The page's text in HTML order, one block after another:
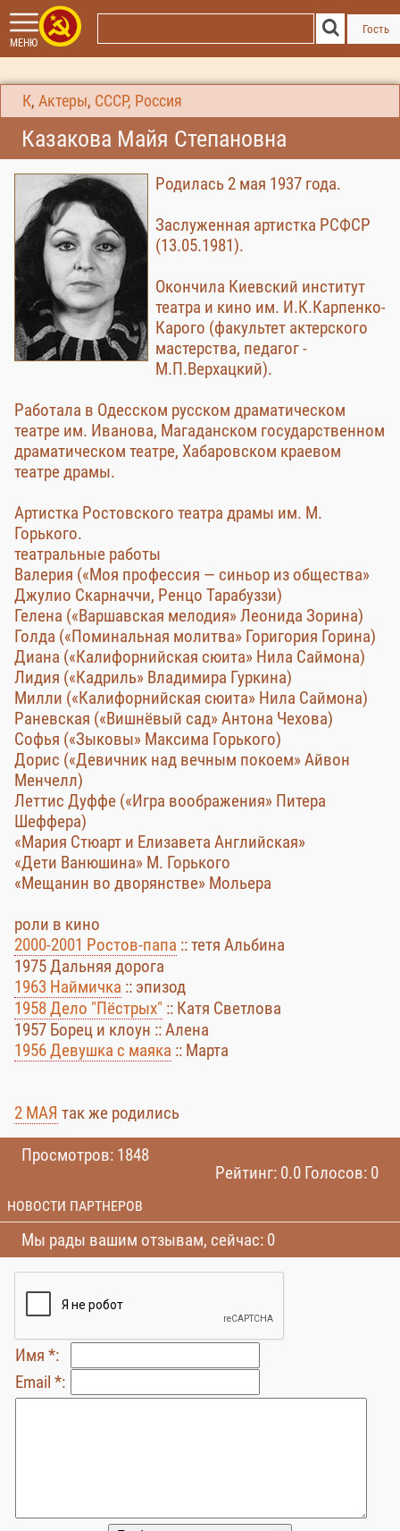
МЕНЮ
Гость
К, Актеры, СССР, Россия
Казакова Майя Степановна
Родилась 2 мая 1937 года.
Заслуженная артистка РСФСР
(13.05.1981).
Окончила Киевский институт
театра и кино им. И.К.Карпенко-
Карого (факультет актерского
мастерства, педагог -
М.П.Верхацкий).
Работала в Одесском русском драматическом
театре им. Иванова, Магаданском государственном
драматическом театре, Хабаровском краевом
театре драмы.
Артистка Ростовского театра драмы им. М.
Горького.
театральные работы
Валерия («Моя профессия — синьор из общества»
Джулио Скарначчи, Ренцо Тарабуззи)
Гелена («Варшавская мелодия» Леонида Зорина)
Голда («Поминальная молитва» Горигория Горина)
Диана («Калифорнийская сюита» Нила Саймона)
Лидия («Кадриль» Владимира Гуркина)
Милли («Калифорнийская сюита» Нила Саймона)
Раневская («Вишнёвый сад» Антона Чехова)
Софья («Зыковы» Максима Горького)
Дорис («Девичник над вечным покоем» Айвон
Менчелл)
Леттис Дуффе («Игра воображения» Питера
Шеффера)
«Мария Стюарт и Елизавета Английская»
«Дети Ванюшина» М. Горького
«Мещанин во дворянстве» Мольера
роли в кино
2000-2001 Ростов-папа :: тетя Альбина
1975 Дальняя дорога
1963 Наймичка :: эпизод
1958 Дело "Пёстрых" :: Катя Светлова
1957 Борец и клоун :: Алена
1956 Девушка с маяка :: Марта
2 МАЯ так же родились
Просмотров: 1848
Рейтинг: 0.0 Голосов: 0
НОВОСТИ ПАРТНЕРОВ
Мы рады вашим отзывам, сейчас: 0
Имя *:
Email *: